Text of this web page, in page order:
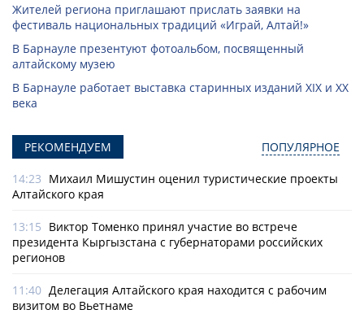
Жителей региона приглашают прислать заявки на
фестиваль национальных традиций «Играй, Алтай!»
В Барнауле презентуют фотоальбом, посвященный
алтайскому музею
В Барнауле работает выставка старинных изданий XIX и XX
века
РЕКОМЕНДУЕМ ПОПУЛЯРНОЕ
14:23 Михаил Мишустин оценил туристические проекты
Алтайского края
13:15 Виктор Томенко принял участие во встрече
президента Кыргызстана с губернаторами российских
регионов
11:40 Делегация Алтайского края находится с рабочим
визитом во Вьетнаме